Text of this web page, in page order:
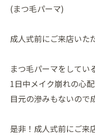
(まつ毛パーマ)
成人式前にご来店いた
まつ毛パーマをしてい
1日中メイク崩れの心
目元の滲みもないので
是非！成人式前にご来